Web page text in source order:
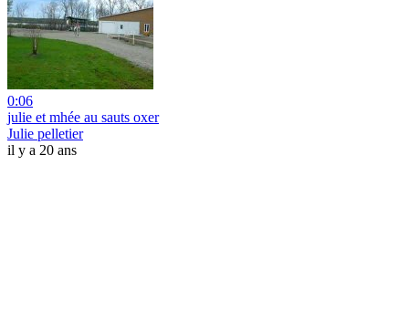
0:06
julie et mhée au sauts oxer
Julie pelletier
il y a 20 ans